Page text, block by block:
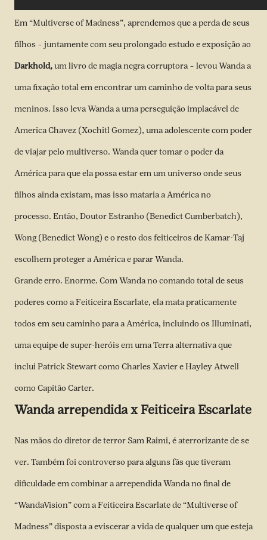
Em “Multiverse of Madness”, aprendemos que a perda de seus
filhos – juntamente com seu prolongado estudo e exposição ao
Darkhold,um livro de magia negra corruptora – levou Wanda a
uma fixação total em encontrar um caminho de volta para seus
meninos. Isso leva Wanda a uma perseguição implacável de
America Chavez (Xochitl Gomez), uma adolescente com poder
de viajar pelo multiverso. Wanda quer tomar o poder da
América para que ela possa estar em um universo onde seus
filhos ainda existam, mas isso mataria a América no
processo. Então, Doutor Estranho (Benedict Cumberbatch),
Wong (Benedict Wong) e o resto dos feiticeiros de Kamar-Taj
escolhem proteger a América e parar Wanda.
Grande erro. Enorme. Com Wanda no comando total de seus
poderes como a Feiticeira Escarlate, ela mata praticamente
todos em seu caminho para a América, incluindo os Illuminati,
uma equipe de super-heróis em uma Terra alternativa que
inclui Patrick Stewart como Charles Xavier e Hayley Atwell
como Capitão Carter.
Wanda arrependida x Feiticeira Escarlate
Nas mãos do diretor de terror Sam Raimi, é aterrorizante de se
ver. Também foi controverso para alguns fãs que tiveram
dificuldade em combinar a arrependida Wanda no final de
“WandaVision” com a Feiticeira Escarlate de “Multiverse of
Madness” disposta a eviscerar a vida de qualquer um que esteja